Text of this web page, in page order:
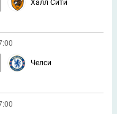
Халл Сити
Челси